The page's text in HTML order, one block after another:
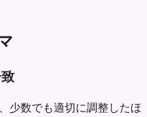
少数でも適切に調整したほ